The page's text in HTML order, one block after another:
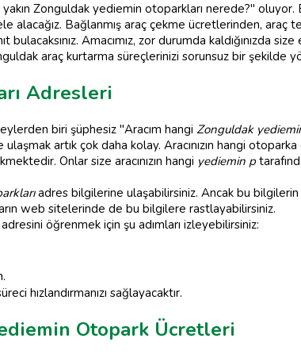
Zonguldak yediemin otoparkları nerede?"
alacağız. Bağlanmış araç çekme ücretlerinden, araç
Amacımız, zor durumda kaldığınızda
araç kurtarma süreçlerinizi sorunsuz bir şekilde
Adresleri
biri şüphesiz "Aracım hangi Zonguldak
artık çok daha kolay. Aracınızın hangi
Onlar size aracınızın hangi yediemin p
adres bilgilerine ulaşabilirsiniz. Ancak bu
web sitelerinde de bu bilgilere rastlayabilirsiniz.
öğrenmek için şu adımları izleyebilirsiniz:
hızlandırmanızı sağlayacaktır.
Otopark Ücretleri